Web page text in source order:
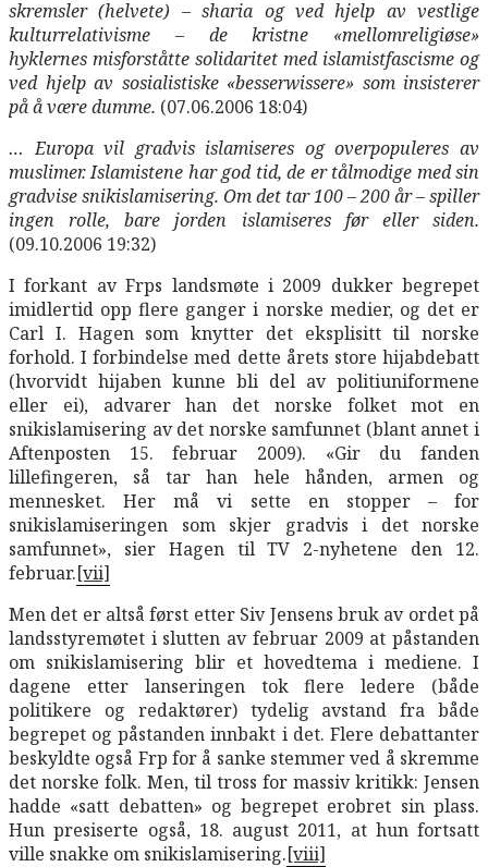
skremsler (helvete) – sharia og ved hjelp av vestlige
kulturrelativisme – de kristne «mellomreligiøse»
hyklernes misforståtte solidaritet med islamistfascisme og
ved hjelp av sosialistiske «besserwissere» som insisterer
på å være dumme. (07.06.2006 18:04)
… Europa vil gradvis islamiseres og overpopuleres av
muslimer. Islamistene har god tid, de er tålmodige med sin
gradvise snikislamisering. Om det tar 100 – 200 år – spiller
ingen rolle, bare jorden islamiseres før eller siden.
(09.10.2006 19:32)
I forkant av Frps landsmøte i 2009 dukker begrepet
imidlertid opp flere ganger i norske medier, og det er
Carl I. Hagen som knytter det eksplisitt til norske
forhold. I forbindelse med dette årets store hijabdebatt
(hvorvidt hijaben kunne bli del av politiuniformene
eller ei), advarer han det norske folket mot en
snikislamisering av det norske samfunnet (blant annet i
Aftenposten 15. februar 2009). «Gir du fanden
lillefingeren, så tar han hele hånden, armen og
mennesket. Her må vi sette en stopper – for
snikislamiseringen som skjer gradvis i det norske
samfunnet», sier Hagen til TV 2-nyhetene den 12.
februar.[vii]
Men det er altså først etter Siv Jensens bruk av ordet på
landsstyremøtet i slutten av februar 2009 at påstanden
om snikislamisering blir et hovedtema i mediene. I
dagene etter lanseringen tok flere ledere (både
politikere og redaktører) tydelig avstand fra både
begrepet og påstanden innbakt i det. Flere debattanter
beskyldte også Frp for å sanke stemmer ved å skremme
det norske folk. Men, til tross for massiv kritikk: Jensen
hadde «satt debatten» og begrepet erobret sin plass.
Hun presiserte også, 18. august 2011, at hun fortsatt
ville snakke om snikislamisering.[viii]